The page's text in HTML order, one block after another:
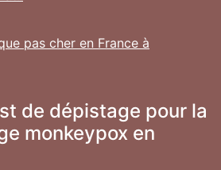
pas cher en France à
de dépistage pour la
monkeypox en